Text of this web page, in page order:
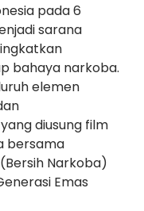
pada 6
sarana
bahaya narkoba.
elemen
diusung film
bersama
Narkoba)
Emas